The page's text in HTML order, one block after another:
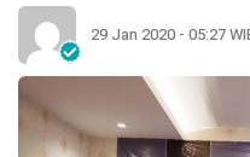
29 Jan 2020 - 05:27